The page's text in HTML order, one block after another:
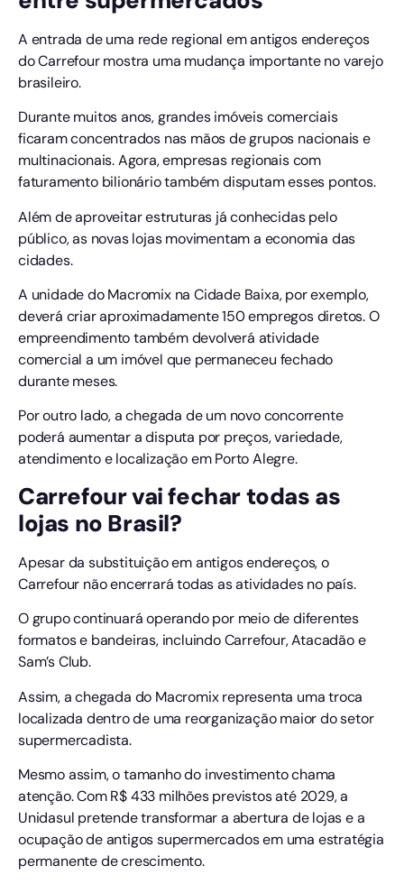
A entrada de uma rede regional em antigos endereços
do Carrefour mostra uma mudança importante no varejo
brasileiro.
Durante muitos anos, grandes imóveis comerciais
ficaram concentrados nas mãos de grupos nacionais e
multinacionais. Agora, empresas regionais com
faturamento bilionário também disputam esses pontos.
Além de aproveitar estruturas já conhecidas pelo
público, as novas lojas movimentam a economia das
cidades.
A unidade do Macromix na Cidade Baixa, por exemplo,
deverá criar aproximadamente 150 empregos diretos. O
empreendimento também devolverá atividade
comercial a um imóvel que permaneceu fechado
durante meses.
Por outro lado, a chegada de um novo concorrente
poderá aumentar a disputa por preços, variedade,
atendimento e localização em Porto Alegre.
Carrefour vai fechar todas as
lojas no Brasil?
Apesar da substituição em antigos endereços, o
Carrefour não encerrará todas as atividades no país.
O grupo continuará operando por meio de diferentes
formatos e bandeiras, incluindo Carrefour, Atacadão e
Sam’s Club.
Assim, a chegada do Macromix representa uma troca
localizada dentro de uma reorganização maior do setor
supermercadista.
Mesmo assim, o tamanho do investimento chama
atenção. Com R$ 433 milhões previstos até 2029, a
Unidasul pretende transformar a abertura de lojas e a
ocupação de antigos supermercados em uma estratégia
permanente de crescimento.